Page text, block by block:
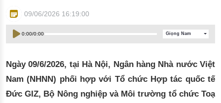
09/06/2026 16:19:00
0:00/0:00 Giọng Nam
Ngày 09/6/2026, tại Hà Nội, Ngân hàng Nhà nước Việt
Nam (NHNN) phối hợp với Tổ chức Hợp tác quốc tế
Đức GIZ, Bộ Nông nghiệp và Môi trường tổ chức Toạ